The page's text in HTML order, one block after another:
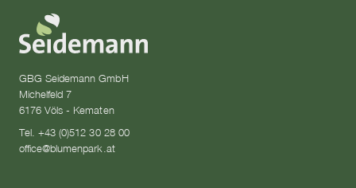
GBG Seidemann GmbH
Michelfeld 7
6176 Völs - Kematen
Tel. +43 (0)512 30 28 00
office@blumenpark.at